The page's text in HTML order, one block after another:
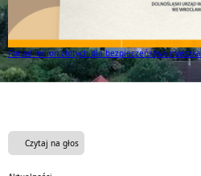
Ponad milion złotych dla bezpieczeństwa
Czytaj na głos